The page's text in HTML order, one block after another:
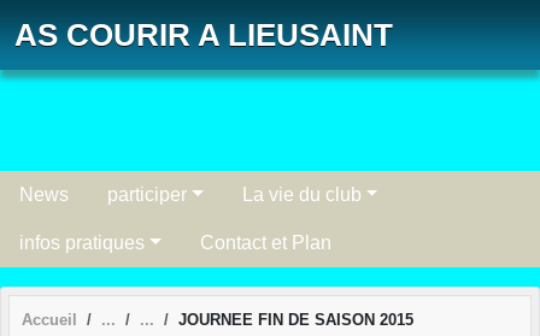
AS COURIR A LIEUSAINT
News participer La vie du club
infos pratiques Contact et Plan
Accueil JOURNEE FIN DE SAISON 2015